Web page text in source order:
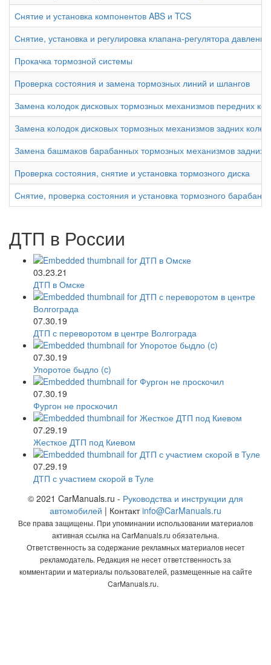
Снятие и установка компонентов ABS и TCS
Снятие, установка и регулировка клапана-регулятора
Прокачка тормозной системы
Проверка состояния и замена тормозных линий и шлангов
Замена колодок дисковых тормозных механизмов передних
Замена колодок дисковых тормозных механизмов задних колес
Замена башмаков барабанных тормозных механизмов задних
Проверка состояния, снятие и установка тормозного диска
Снятие, проверка состояния и установка тормозного барабана
ДТП в России
03.23.21
ДТП в Омске
07.30.19
ДТП с переворотом в центре Волгограда
07.30.19
Упоротое быдло (c)
07.30.19
Фургон не проскочил
07.29.19
Жесткое ДТП под Киевом
07.29.19
ДТП с участием скорой в Туле
© 2021 CarManuals.ru - Руководства и инструкции для
автомобилей | Контактinfo@CarManuals.ru
Все права защищены. При упоминании использовании материалов
активная ссылка на CarManuals.ru обязательна.
Ответственность за содержание рекламных материалов несет
рекламодатель. Редакция не несет ответственность за
комментарии и материалы пользователей, размещенные на сайте
CarManuals.ru.